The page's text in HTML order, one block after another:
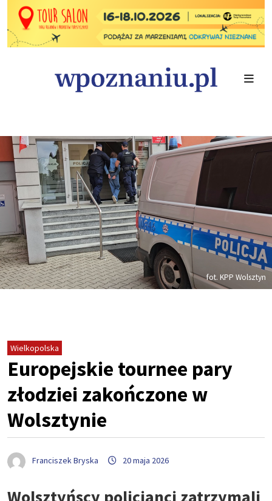
fot. KPP Wolsztyn
Wielkopolska
Europejskie tournee pary
złodziei zakończone w
Wolsztynie
Franciszek Bryska 20 maja 2026